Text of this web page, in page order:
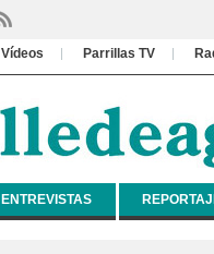
Vídeos Parrillas TV
ENTREVISTAS